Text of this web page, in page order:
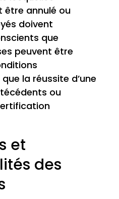
être annulé ou
doivent
que
peuvent être
la réussite d’une
ou
et
des